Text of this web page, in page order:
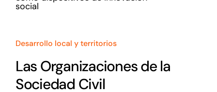
Quiénes somos
Cursos y formaciones
Biblioteca
Desarrollo local y territorios
Las Organizaciones de la
Sociedad Civil